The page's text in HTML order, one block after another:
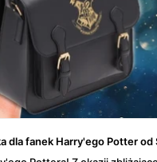
dla fanek Harry'ego Potter od